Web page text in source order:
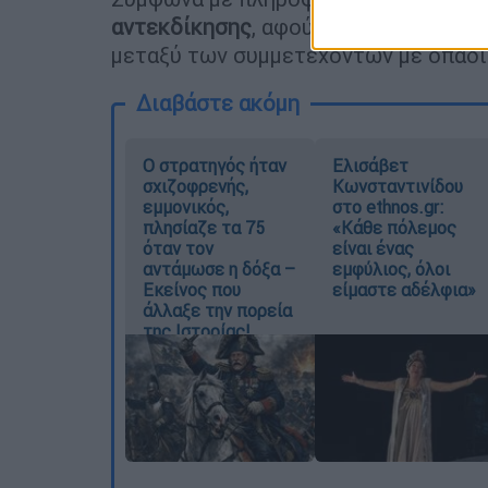
αντεκδίκησης, αφού φαίνεται ότι
μεταξύ των συμμετεχόντων με
Διαβάστε ακόμη
O στρατηγός ήταν
σχιζοφρενής,
εμμονικός,
πλησίαζε τα 75
όταν τον
αντάμωσε η δόξα –
Εκείνος που
άλλαξε την πορεία
της Ιστορίας!
Ελισάβετ
Κωνσταντινίδου
στο ethnos.gr:
«Κάθε πόλεμος
είναι ένας
εμφύλιος, όλοι
είμαστε αδέλφια»